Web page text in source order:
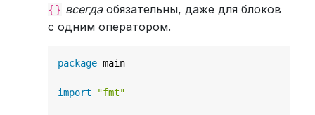
{} всегдаобязательны, даже для блоков
с одним оператором.
package main
import "fmt"